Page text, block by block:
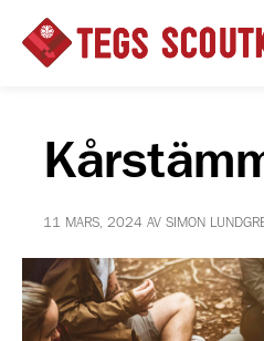
11 MARS, 2024 AV SIMON